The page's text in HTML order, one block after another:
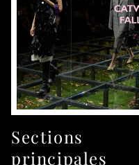
Sections
principales